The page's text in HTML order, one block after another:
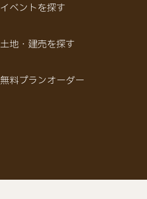
イベントを探す
土地・建売を探す
無料プランオーダー